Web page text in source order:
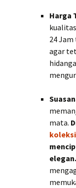
Harga
24
agar
mata.
elegan.